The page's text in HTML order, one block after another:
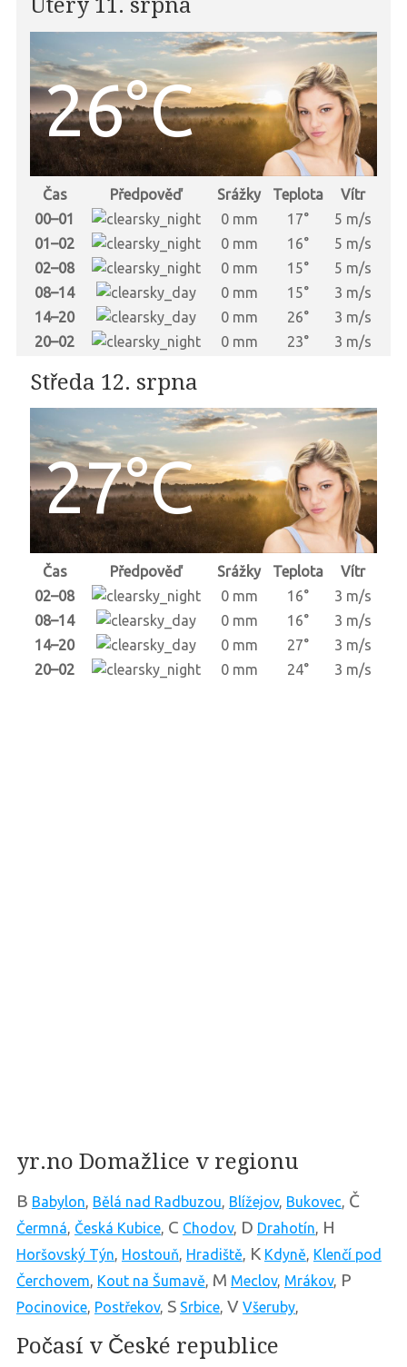
Úterý 11. srpna
26°C
Čas Předpověď Srážky Teplota
Vítr
00–01
0 mm 17°
5 m/s
01–02
0 mm 16°
5 m/s
02–08
0 mm 15°
5 m/s
08–14
0 mm 15°
3 m/s
14–20
0 mm 26°
3 m/s
20–02
0 mm 23° 3 m/s
Středa 12. srpna
27°C
Čas Předpověď Srážky Teplota
Vítr
02–08
0 mm 16°
3 m/s
08–14
0 mm 16°
3 m/s
14–20
0 mm 27°
3 m/s
20–02
0 mm 24° 3 m/s
yr.no Domažlice v regionu
B Babylon, Bělá nad Radbuzou, Blížejov, Bukovec, Č
Čermná, Česká Kubice, C Chodov, D Drahotín, H
Horšovský Týn, Hostouň, Hradiště, K Kdyně, Klenčí pod
Čerchovem, Kout na Šumavě, M Meclov, Mrákov, P
Pocinovice, Postřekov, S Srbice, V Všeruby,
Počasí v České republice